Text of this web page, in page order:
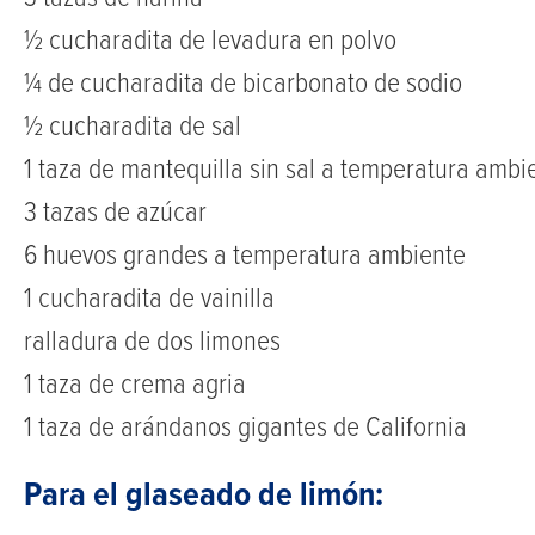
½ cucharadita de levadura en polvo
¼ de cucharadita de bicarbonato de sodio
½ cucharadita de sal
1 taza de mantequilla sin sal a temperatura
3 tazas de azúcar
6 huevos grandes a temperatura ambiente
1 cucharadita de vainilla
ralladura de dos limones
1 taza de crema agria
1 taza de arándanos gigantes de California
Para el glaseado de limón: